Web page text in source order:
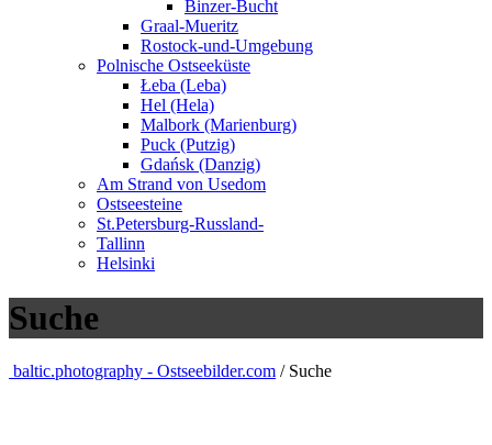
Binzer-Bucht
Graal-Mueritz
Rostock-und-Umgebung
Polnische Ostseeküste
Łeba (Leba)
Hel (Hela)
Malbork (Marienburg)
Puck (Putzig)
Gdańsk (Danzig)
Am Strand von Usedom
Ostseesteine
St.Petersburg-Russland-
Tallinn
Helsinki
Suche
baltic.photography - Ostseebilder.com / Suche